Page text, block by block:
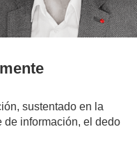
sustentado en la
información, el dedo